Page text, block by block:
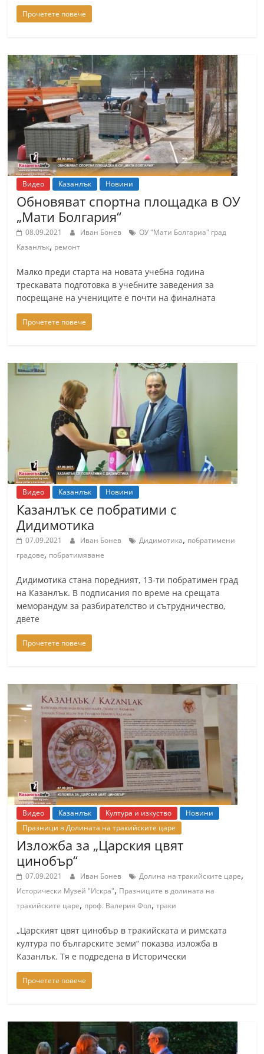
a
k
b
g
.
i
n
f
o
,
g
a
l
l
r
y
-
k
n
l
a
k
c
o
m
Прочетете повече
Видео Казанлък Новини
Обновяват спортна площадка в ОУ
„Мати Болгария“
08.09.2021 Иван Бонев
ОУ "Мати Болгариа" град
Казанлък, ремонт
Малко преди старта на новата учебна година
трескавата подготовка в учебните заведения за
посрещане на учениците е почти на финалната
Прочетете повече
Видео Казанлък Новини
Казанлък се побратими с
Дидимотика
07.09.2021 Иван Бонев Дидимотика, побратимени
градове, побратимяване
Дидимотика стана поредният, 13-ти побратимен град
на Казанлък. В подписания по време на срещата
меморандум за разбирателство и сътрудничество,
двете
Прочетете повече
Видео Казанлък Култура и изкуство
Новини
Празници в Долината на тракийските царе
Изложба за „Царския цвят
цинобър“
07.09.2021 Иван Бонев Долина на тракийските царе,
Исторически Музей "Искра", Празниците в долината на
тракийските царе, проф. Валерия Фол,траки
„Царският цвят цинобър в тракийската и римската
култура по българските земи“ показва изложба в
Казанлък. Тя е подредена в Исторически
Прочетете повече